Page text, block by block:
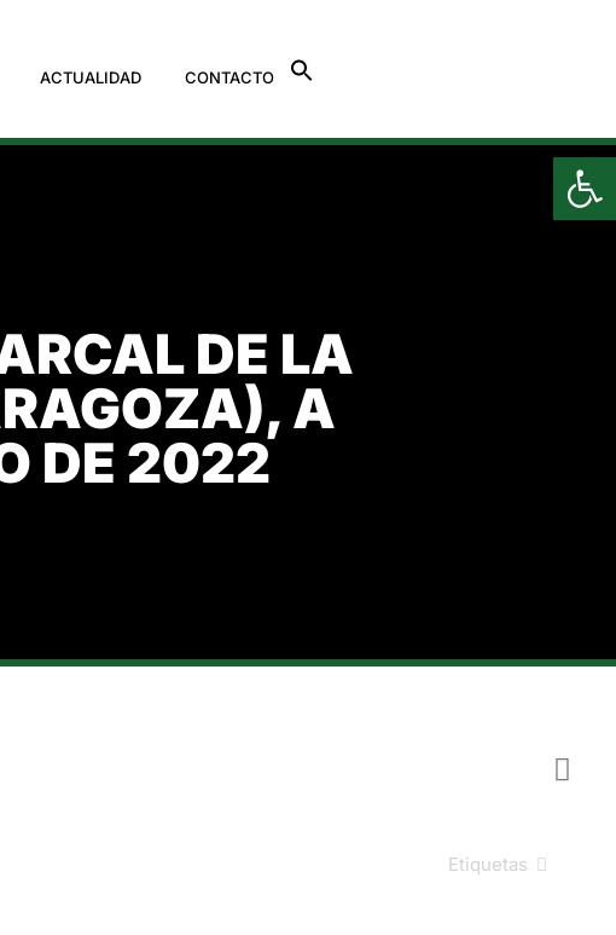
ACTUALIDAD CONTACTO
DE LA
A
DE 2022
Etiquetas